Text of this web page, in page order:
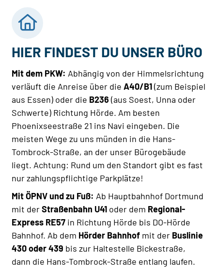
HIER FINDEST DU UNSER BÜRO
Mit dem PKW: Abhängig von der Himmelsrichtung
verläuft die Anreise über die A40/B1(zum Beispiel
aus Essen) oder die B236 (aus Soest, Unna oder
Schwerte) Richtung Hörde. Am besten
Phoenixseestraße 21 ins Navi eingeben. Die
meisten Wege zu uns münden in die Hans-
Tombrock-Straße, an der unser Bürogebäude
liegt. Achtung: Rund um den Standort gibt es fast
nur zahlungspflichtige Parkplätze!
Mit ÖPNV und zu Fuß: Ab Hauptbahnhof Dortmund
mit derStraßenbahn U41 oder dem Regional-
Express RE57 in Richtung Hörde bis DO-Hörde
Bahnhof. Ab dem Hörder Bahnhof mit der Buslinie
430 oder 439 bis zur Haltestelle Bickestraße,
dann die Hans-Tombrock-Straße entlang laufen.